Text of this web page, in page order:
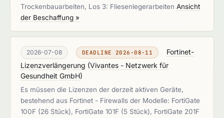
Trockenbauarbeiten, Los 3: Fliesenlegerarbeiten Ansicht
der Beschaffung »
2026-07-08 DEADLINE 2026-08-11
Fortinet-
Lizenzverlängerung (Vivantes - Netzwerk für
Gesundheit GmbH)
Es müssen die Lizenzen der derzeit aktiven Geräte,
bestehend aus Fortinet - Firewalls der Modelle: FortiGate
100F (26 Stück), FortiGate 101F (5 Stück), FortiGate 201F